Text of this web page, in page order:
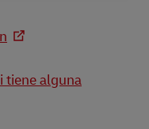
tiene alguna